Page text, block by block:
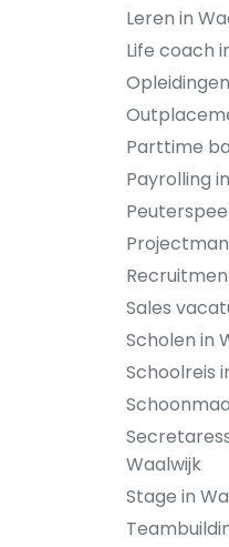
Leren in
Life coach
Parttime
Payrolling
Sales
Scholen in
Schoolreis
Waalwijk
Stage in